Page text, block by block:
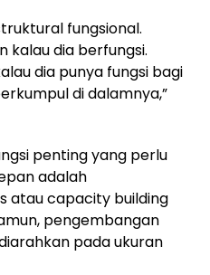
fungsional.
kalau dia berfungsi.
dia punya fungsi bagi
di dalamnya,”
penting yang perlu
adalah
atau capacity building
pengembangan
pada ukuran